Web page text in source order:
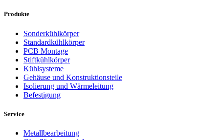
Produkte
Sonderkühlkörper
Standardkühlkörper
PCB Montage
Stiftkühlkörper
Kühlsysteme
Gehäuse und Konstruktionsteile
Isolierung und Wärmeleitung
Befestigung
Service
Metallbearbeitung